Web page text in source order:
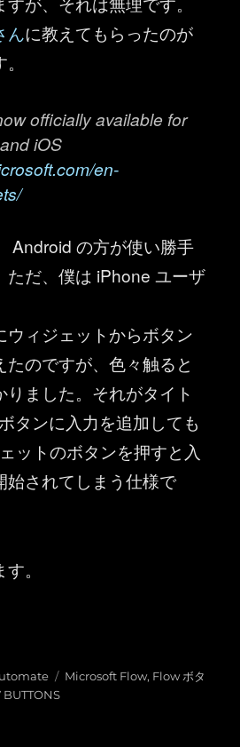
んに教えてもらったのが
officially available for
iOS
en-
Android の方が使い勝手
ただ、僕は iPhone ユーザ
ウィジェットからボタン
たのですが、色々触ると
ました。それがタイト
タンに入力を追加しても
ットのボタンを押すと入
始されてしまう仕様で
。
Flow ボタンに入力を追加し
タ
Microsoft Flow, Flow ボタ
BUTTONS